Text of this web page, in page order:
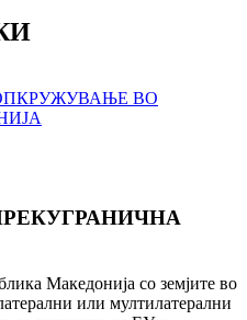
ВО
Македонија со земјите во
или мултилатерални